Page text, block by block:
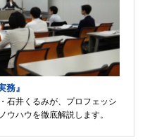
務』
石井くるみが、プロフェッシ
ウハウを徹底解説します。